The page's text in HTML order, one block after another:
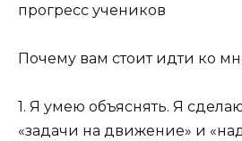
прогресс учеников
Почему вам стоит идти ко
1. Я умею объяснять. Я сделаю
«задачи на движение» и